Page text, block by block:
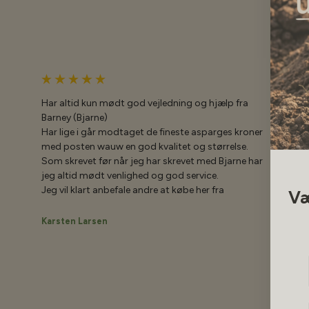
Har altid kun mødt god vejledning og hjælp fra
Barney (Bjarne)
Har lige i går modtaget de fineste asparges kroner
med posten wauw en god kvalitet og størrelse.
Som skrevet før når jeg har skrevet med Bjarne har
jeg altid mødt venlighed og god service.
Jeg vil klart anbefale andre at købe her fra
Karsten Larsen